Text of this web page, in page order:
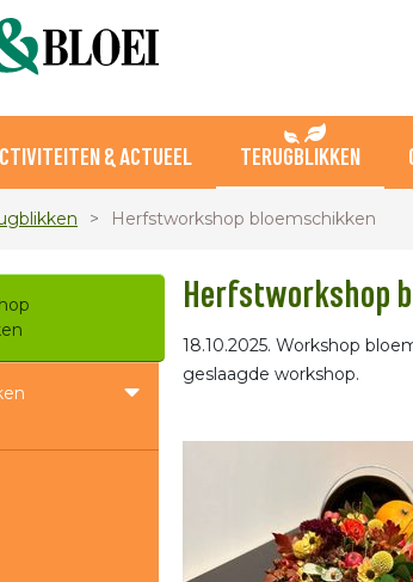
& ACTUEEL TERUGBLIKKEN
Herfstworkshop bloemschikken
Herfstworkshop
18.10.2025. Workshop
geslaagde workshop.